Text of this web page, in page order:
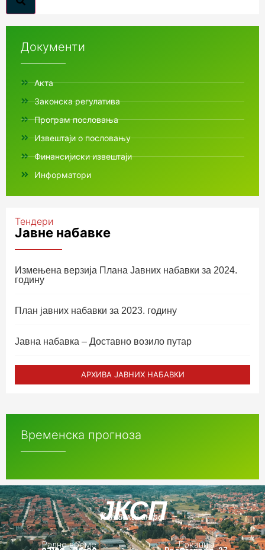
Документи
Акта
Законска регулатива
Програм пословања
Извештаји о пословању
Финансијиски извештаји
Информатори
Тендери
Јавне набавке
Измењенa верзијa Плана Јавних набавки за 2024.
годину
План јавних набавки за 2023. годину
Јавна набавка – Доставно возило путар
АРХИВА ЈАВНИХ НАБАВКИ
Временска прогноза
ЈКСП
Контакт инфо.
Радно време Локација